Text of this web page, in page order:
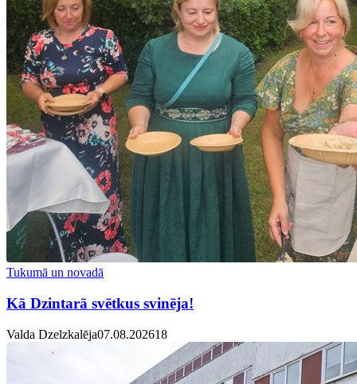
Tukumā un novadā
Kā Dzintarā svētkus svinēja!
Valda Dzelzkalēja07.08.202618